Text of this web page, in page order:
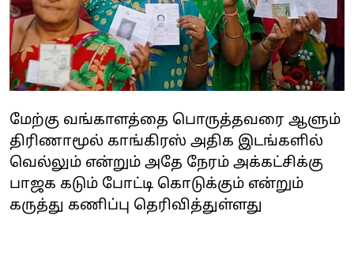
மேற்கு வங்காளத்தை பொருத்தவரை ஆளும்
திரிணாமூல் காங்கிரஸ் அதிக இடங்களில்
வெல்லும் என்றும் அதே நேரம் அக்கட்சிக்கு
பாஜக கடும் போட்டி கொடுக்கும் என்றும்
கருத்து கணிப்பு தெரிவித்துள்ளது